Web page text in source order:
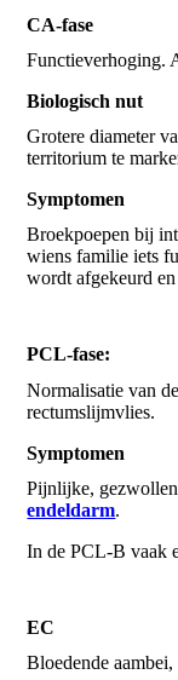
CA-fase
Functieverhoging.
Biologisch nut
Grotere diameter
territorium te
Symptomen
Broekpoepen bij
wiens familie iets
wordt afgekeurd
PCL-fase:
Normalisatie van
rectumslijmvlies.
Symptomen
Pijnlijke,
endeldarm.
In de PCL-B vaak
EC
Bloedende